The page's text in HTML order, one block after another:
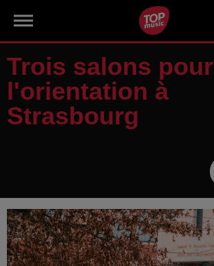
Trois salons pour
l'orientation à
Strasbourg